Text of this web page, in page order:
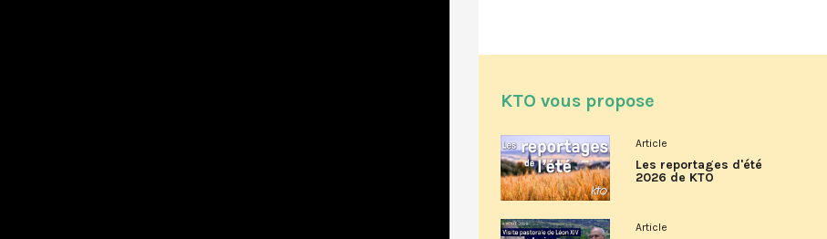
KTO vous propose
Article
Les reportages d'été
2026 de KTO
Article